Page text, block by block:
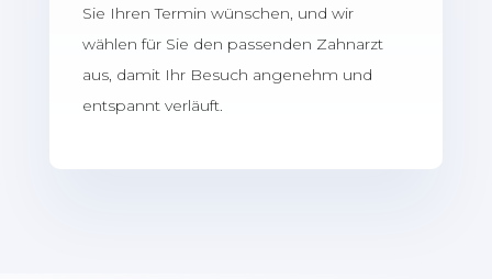
Sie Ihren Termin wünschen, und wir
wählen für Sie den passenden Zahnarzt
aus, damit Ihr Besuch angenehm und
entspannt verläuft.